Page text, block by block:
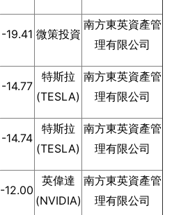
-19.41 微策投資
南方東英資產管
理有限公司
-14.77
特斯拉
(TESLA)
南方東英資產管
理有限公司
-14.74
特斯拉
(TESLA)
南方東英資產管
理有限公司
-12.00
英偉達
(NVIDIA)
南方東英資產管
理有限公司